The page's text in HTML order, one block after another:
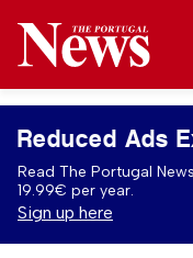
Reduced Ads
Read The Portugal
19.99€ per year.
Sign up here